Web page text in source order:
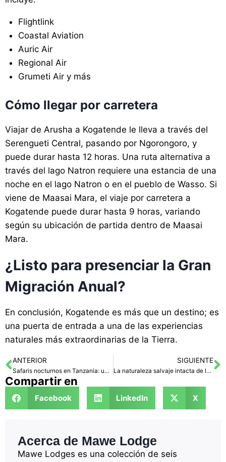
Flightlink
Coastal Aviation
Auric Air
Regional Air
Grumeti Air y más
Cómo llegar por carretera
Viajar de Arusha a Kogatende le lleva a través del
Serengueti Central, pasando por Ngorongoro, y
puede durar hasta 12 horas. Una ruta alternativa a
través del lago Natron requiere una estancia de una
noche en el lago Natron o en el pueblo de Wasso. Si
viene de Maasai Mara, el viaje por carretera a
Kogatende puede durar hasta 9 horas, variando
según su ubicación de partida dentro de Maasai
Mara.
¿Listo para presenciar la Gran
Migración Anual?
En conclusión, Kogatende es más que un destino; es
una puerta de entrada a una de las experiencias
naturales más extraordinarias de la Tierra.
ANTERIOR
Safaris nocturnos en Tanzania: una aventura inolvidable con la fauna salvaje
SIGUIENTE
La naturaleza salvaje intacta de las llanuras de Kusini, Serengeti
Compartir en
Facebook LinkedIn X
Acerca de Mawe Lodge
Mawe Lodges es una colección de seis